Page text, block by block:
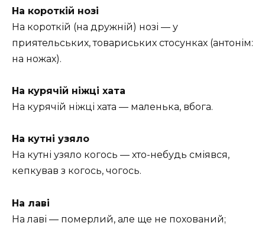
На короткій нозі
На короткій (на дружній) нозі — у
приятельських, товариських стосунках (антонім:
на ножах).
На курячій ніжці хата
На курячій ніжці хата — маленька, вбога.
На кутні узяло
На кутні узяло когось — хто-небудь сміявся,
кепкував з когось, чогось.
На лаві
На лаві — померлий, але ще не похований;